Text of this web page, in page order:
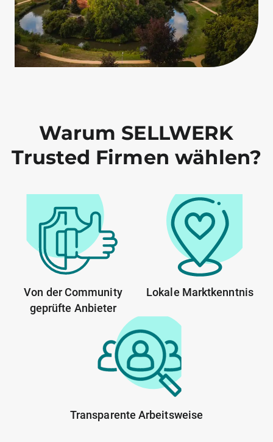
Warum SELLWERK
Trusted Firmen wählen?
Von der Community
geprüfte Anbieter
Lokale Marktkenntnis
Transparente Arbeitsweise